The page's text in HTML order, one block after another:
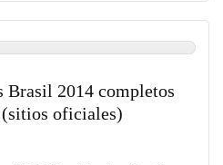
Brasil 2014 completos
oficiales)